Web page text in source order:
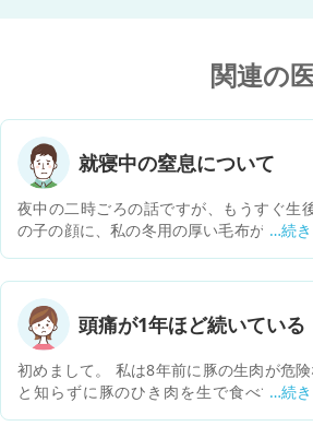
関連の
就寝中の窒息について
夜中の二時ごろの話ですが、もうすぐ生
の子の顔に、私の冬用の厚い毛布が被さ
はじめました。 その後5分ほどしてまた泣
たので、ミルクを飲ませてそのまま寝まし
また起きて、ミルクを飲ませてる状態です
変わった様子がないのですが、就寝中でど
い毛布がかぶさっていたのかわからない
し心配です。 また被さっていたあと、寝
で大丈夫かと思い、顔色など確認しな
頭痛が1年ほど続いている
初めまして。 私は8年前に豚の生肉が危
と知らずに豚のひき肉を生で食べてし